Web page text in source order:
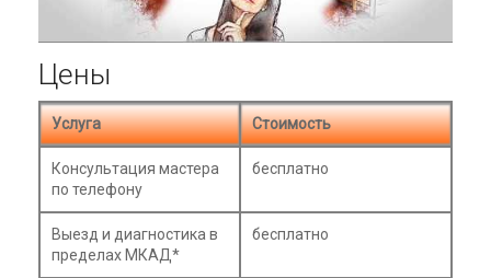
Цены
Услуга Стоимость
Консультация мастера
по телефону
бесплатно
Выезд и диагностика в
пределах МКАД*
бесплатно